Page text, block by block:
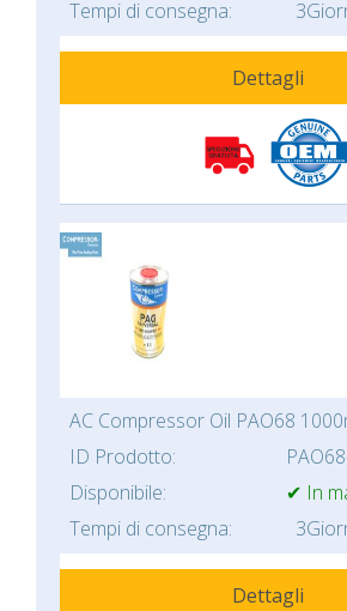
Tempi di consegna:
Dettagli
AC Compressor Oil PAO68
ID Prodotto:
Disponibile:
✔ In
Tempi di consegna:
Dettagli